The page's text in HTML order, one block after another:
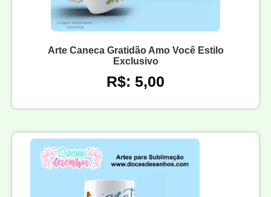
Arte Caneca Gratidão Amo Você Estilo
Exclusivo
R$: 5,00